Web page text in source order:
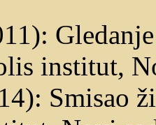
institut,
Smisao